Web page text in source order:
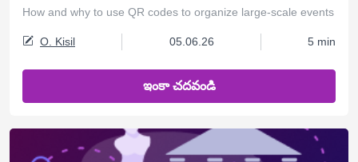
How and why to use QR codes to organize large-scale events
O. Kisil 05.06.26 5 min
ఇంకా చదవండి